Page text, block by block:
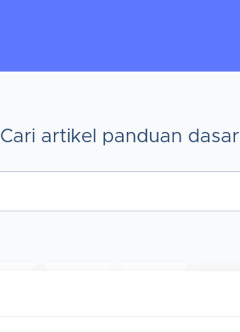
Cari artikel panduan dasar